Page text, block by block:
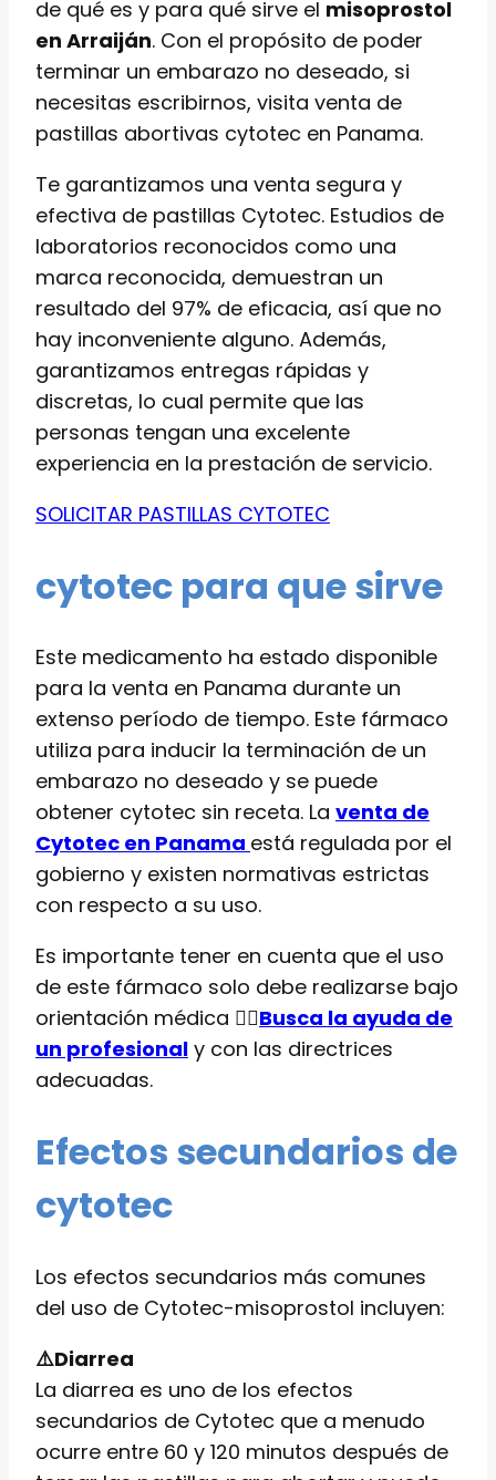
de qué es y para qué sirve el misoprostol
en Arraiján. Con el propósito de poder
terminar un embarazo no deseado, si
necesitas escribirnos, visita venta de
pastillas abortivas cytotec en Panama.
Te garantizamos una venta segura y
efectiva de pastillas Cytotec. Estudios de
laboratorios reconocidos como una
marca reconocida, demuestran un
resultado del 97% de eficacia, así que no
hay inconveniente alguno. Además,
garantizamos entregas rápidas y
discretas, lo cual permite que las
personas tengan una excelente
experiencia en la prestación de servicio.
SOLICITAR PASTILLAS CYTOTEC
cytotec para que sirve
Este medicamento ha estado disponible
para la venta en Panama durante un
extenso período de tiempo. Este fármaco
utiliza para inducir la terminación de un
embarazo no deseado y se puede
obtener cytotec sin receta. La venta de
Cytotec en Panama está regulada por el
gobierno y existen normativas estrictas
con respecto a su uso.
Es importante tener en cuenta que el uso
de este fármaco solo debe realizarse bajo
orientación médica 👨‍⚕️Busca la ayuda de
un profesional y con las directrices
adecuadas.
Efectos secundarios de
cytotec
Los efectos secundarios más comunes
del uso de Cytotec-misoprostol incluyen:
⚠️Diarrea
La diarrea es uno de los efectos
secundarios de Cytotec que a menudo
ocurre entre 60 y 120 minutos después de